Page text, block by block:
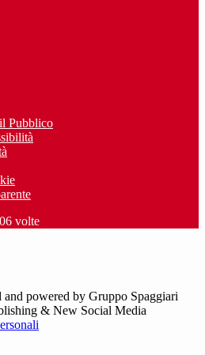
Pubblico
volte
powered by Gruppo Spaggiari
& New Social Media